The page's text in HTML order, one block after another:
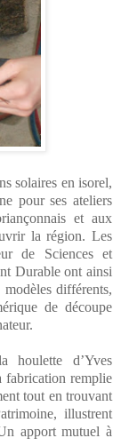
solaires en isorel,
pour ses ateliers
et aux
la région. Les
de Sciences et
Durable ont ainsi
différents,
de découpe
houlette d’Yves
fabrication remplie
tout en trouvant
illustrent
apport mutuel à